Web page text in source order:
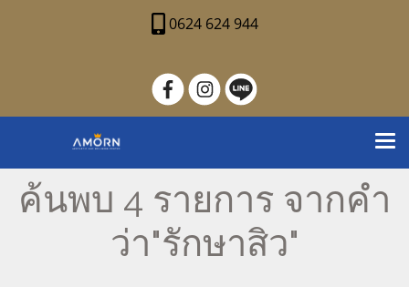
0624 624 944
ค้นพบ 4 รายการ จากคำ
ว่า"รักษาสิว"